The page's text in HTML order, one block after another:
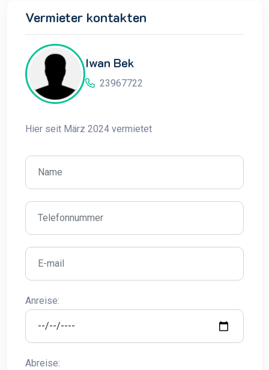
Vermieter kontakten
Iwan Bek
23967722
Hier seit März 2024 vermietet
Anreise:
Abreise: